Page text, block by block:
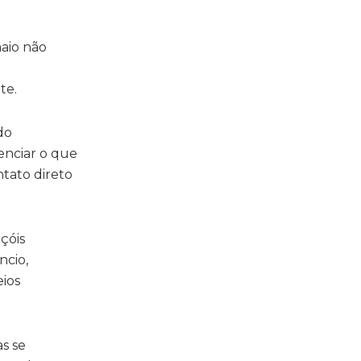
não
o que
direto
se